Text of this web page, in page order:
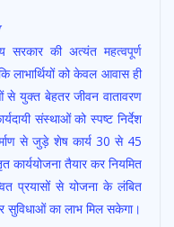
सरकार की अत्यंत महत्वपूर्ण
लाभार्थियों को केवल आवास ही
युक्त बेहतर जीवन वातावरण
संस्थाओं को स्पष्ट निर्देश
से जुड़े शेष कार्य 30 से 45
कार्ययोजना तैयार कर नियमित
प्रयासों से योजना के लंबित
सुविधाओं का लाभ मिल सकेगा।